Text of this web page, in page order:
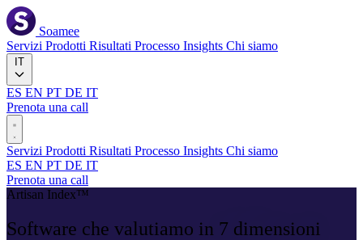
Soamee
Servizi Prodotti Risultati Processo Insights Chi siamo
ES EN PT DE IT
Prenota una call
Servizi Prodotti Risultati Processo Insights Chi siamo
ES EN PT DE IT
Prenota una call
Artisan Index™
Software che valutiamo in 7 dimensioni